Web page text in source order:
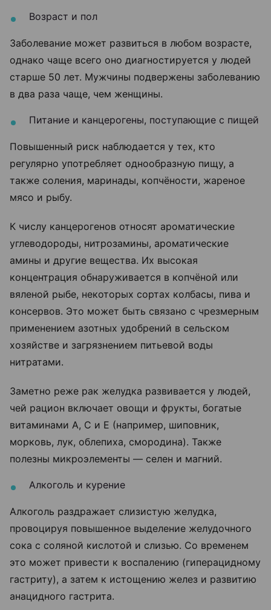
Возраст и пол
Заболевание может развиться в любом возрасте,
однако чаще всего оно диагностируется у людей
старше 50 лет. Мужчины подвержены заболеванию
в два раза чаще, чем женщины.
Питание и канцерогены, поступающие с пищей
Повышенный риск наблюдается у тех, кто
регулярно употребляет однообразную пищу, а
также соления, маринады, копчёности, жареное
мясо и рыбу.
К числу канцерогенов относят ароматические
углеводороды, нитрозамины, ароматические
амины и другие вещества. Их высокая
концентрация обнаруживается в копчёной или
вяленой рыбе, некоторых сортах колбасы, пива и
консервов. Это может быть связано с чрезмерным
применением азотных удобрений в сельском
хозяйстве и загрязнением питьевой воды
нитратами.
Заметно реже рак желудка развивается у людей,
чей рацион включает овощи и фрукты, богатые
витаминами A, C и E (например, шиповник,
морковь, лук, облепиха, смородина). Также
полезны микроэлементы — селен и магний.
Алкоголь и курение
Алкоголь раздражает слизистую желудка,
провоцируя повышенное выделение желудочного
сока с соляной кислотой и слизью. Со временем
это может привести к воспалению (гиперацидному
гастриту), а затем к истощению желез и развитию
анацидного гастрита.